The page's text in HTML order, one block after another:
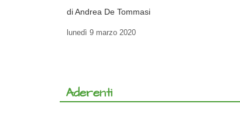
di Andrea De Tommasi
lunedì 9 marzo 2020
Aderenti